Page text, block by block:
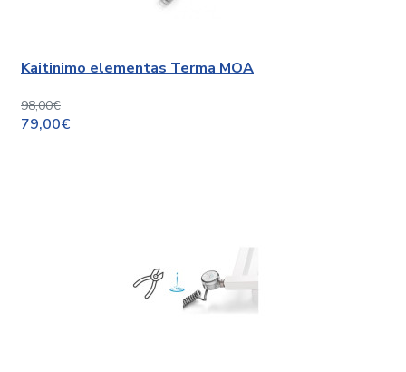
Kaitinimo elementas Terma MOA
98,00€
79,00€